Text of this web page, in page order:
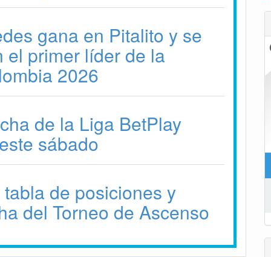
gana en Pitalito y se
el primer líder de la
2026
de la Liga BetPlay
sábado
de posiciones y
del Torneo de Ascenso